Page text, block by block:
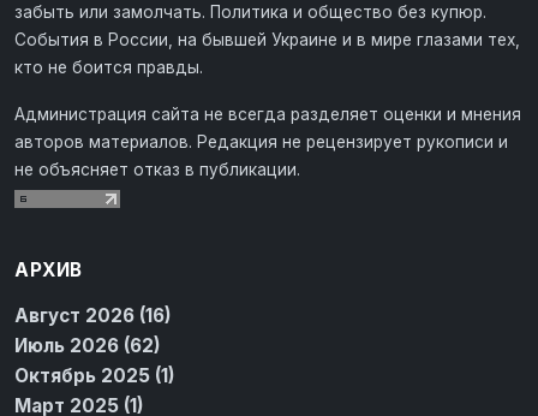
забыть или замолчать. Политика и общество без купюр.
События в России, на бывшей Украине и в мире глазами тех,
кто не боится правды.
Администрация сайта не всегда разделяет оценки и мнения
авторов материалов. Редакция не рецензирует рукописи и
не объясняет отказ в публикации.
АРХИВ
Август 2026 (16)
Июль 2026 (62)
Октябрь 2025 (1)
Март 2025 (1)